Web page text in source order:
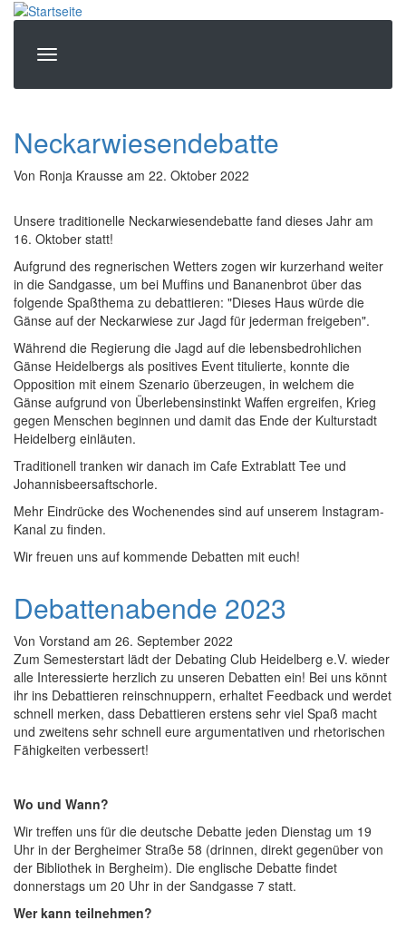
Direkt
zum
Neckarwiesendebatte
Von Ronja Krausse am 22. Oktober 2022
Unsere traditionelle Neckarwiesendebatte fand dieses Jahr am
16. Oktober statt!
Aufgrund des regnerischen Wetters zogen wir kurzerhand weiter
in die Sandgasse, um bei Muffins und Bananenbrot über das
folgende Spaßthema zu debattieren: "Dieses Haus würde die
Gänse auf der Neckarwiese zur Jagd für jederman freigeben".
Während die Regierung die Jagd auf die lebensbedrohlichen
Gänse Heidelbergs als positives Event titulierte, konnte die
Opposition mit einem Szenario überzeugen, in welchem die
Gänse aufgrund von Überlebensinstinkt Waffen ergreifen, Krieg
gegen Menschen beginnen und damit das Ende der Kulturstadt
Heidelberg einläuten.
Traditionell tranken wir danach im Cafe Extrablatt Tee und
Johannisbeersaftschorle.
Mehr Eindrücke des Wochenendes sind auf unserem Instagram-
Kanal zu finden.
Wir freuen uns auf kommende Debatten mit euch!
Debattenabende 2023
Von Vorstand am 26. September 2022
Zum Semesterstart lädt der Debating Club Heidelberg e.V. wieder
alle Interessierte herzlich zu unseren Debatten ein! Bei uns könnt
ihr ins Debattieren reinschnuppern, erhaltet Feedback und werdet
schnell merken, dass Debattieren erstens sehr viel Spaß macht
und zweitens sehr schnell eure argumentativen und rhetorischen
Fähigkeiten verbessert!
Wo und Wann?
Wir treffen uns für die deutsche Debatte jeden Dienstag um 19
Uhr in der Bergheimer Straße 58 (drinnen, direkt gegenüber von
der Bibliothek in Bergheim). Die englische Debatte findet
donnerstags um 20 Uhr in der Sandgasse 7 statt.
Wer kann teilnehmen?